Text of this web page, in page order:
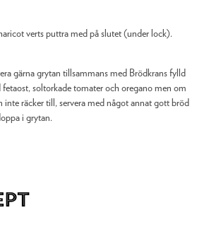
verts puttra med på slutet (under lock).
gärna grytan tillsammans med Brödkrans fylld
fetaost, soltorkade tomater och oregano men om
inte räcker till, servera med något annat gott bröd
i grytan.